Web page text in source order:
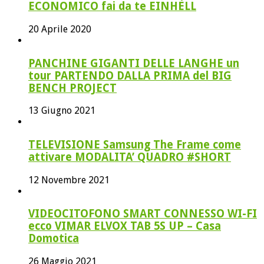
ECONOMICO fai da te EINHELL
20 Aprile 2020
PANCHINE GIGANTI DELLE LANGHE un
tour PARTENDO DALLA PRIMA del BIG
BENCH PROJECT
13 Giugno 2021
TELEVISIONE Samsung The Frame come
attivare MODALITA’ QUADRO #SHORT
12 Novembre 2021
VIDEOCITOFONO SMART CONNESSO WI-FI
ecco VIMAR ELVOX TAB 5S UP – Casa
Domotica
26 Maggio 2021